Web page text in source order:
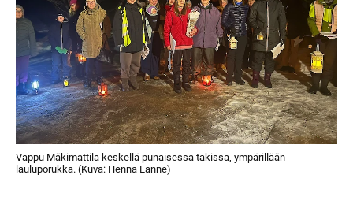
Vappu Mäkimattila keskellä punaisessa takissa, ympärillään
lauluporukka. (Kuva: Henna Lanne)